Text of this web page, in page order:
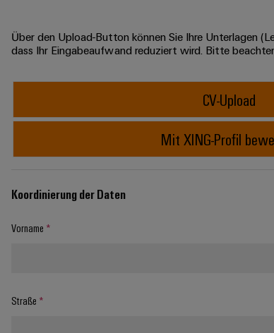
Über den Upload-Button können Sie Ihre Unterlagen
dass Ihr Eingabeaufwand reduziert wird. Bitte
CV-Upload
Mit XING-Profil
Koordinierung der Daten
Vorname *
Straße *